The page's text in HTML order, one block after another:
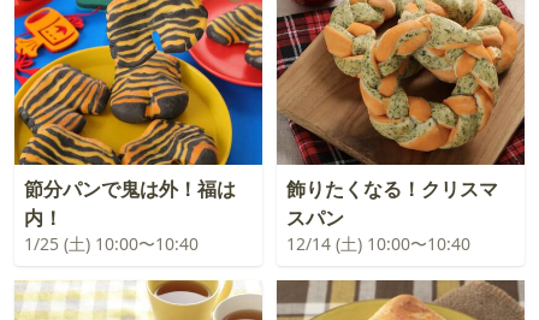
節分パンで鬼は外！福は
内！
1/25 (土) 10:00〜10:40
飾りたくなる！クリスマ
スパン
12/14 (土) 10:00〜10:40